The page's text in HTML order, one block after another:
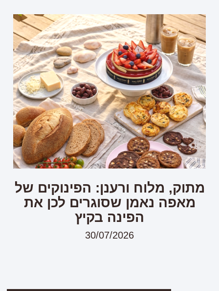
מתוק, מלוח ורענן: הפינוקים של
מאפה נאמן שסוגרים לכן את
הפינה בקיץ
30/07/2026